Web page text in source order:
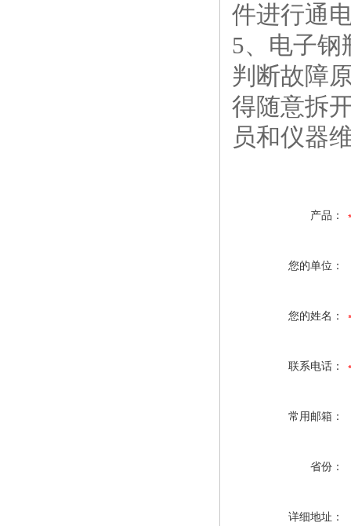
件进行通
5、电子钢
判断故障
得随意拆
员和仪器
产品：
您的单位：
您的姓名：
联系电话：
常用邮箱：
省份：
详细地址：